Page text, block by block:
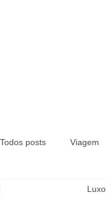
Todos posts Viagem
Luxo